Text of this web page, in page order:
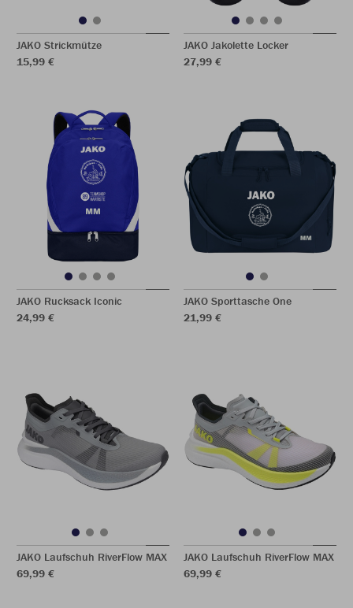
JAKO Strickmütze
15,99 €
JAKO Jakolette Locker
27,99 €
JAKO Rucksack Iconic
24,99 €
JAKO Sporttasche One
21,99 €
JAKO Laufschuh RiverFlow MAX
69,99 €
JAKO Laufschuh RiverFlow MAX
69,99 €